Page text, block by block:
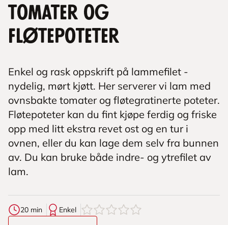
tomater og
fløtepoteter
Enkel og rask oppskrift på lammefilet -
nydelig, mørt kjøtt. Her serverer vi lam med
ovnsbakte tomater og fløtegratinerte poteter.
Fløtepoteter kan du fint kjøpe ferdig og friske
opp med litt ekstra revet ost og en tur i
ovnen, eller du kan lage dem selv fra bunnen
av. Du kan bruke både indre- og ytrefilet av
lam.
20 min Enkel 0av5stjerner